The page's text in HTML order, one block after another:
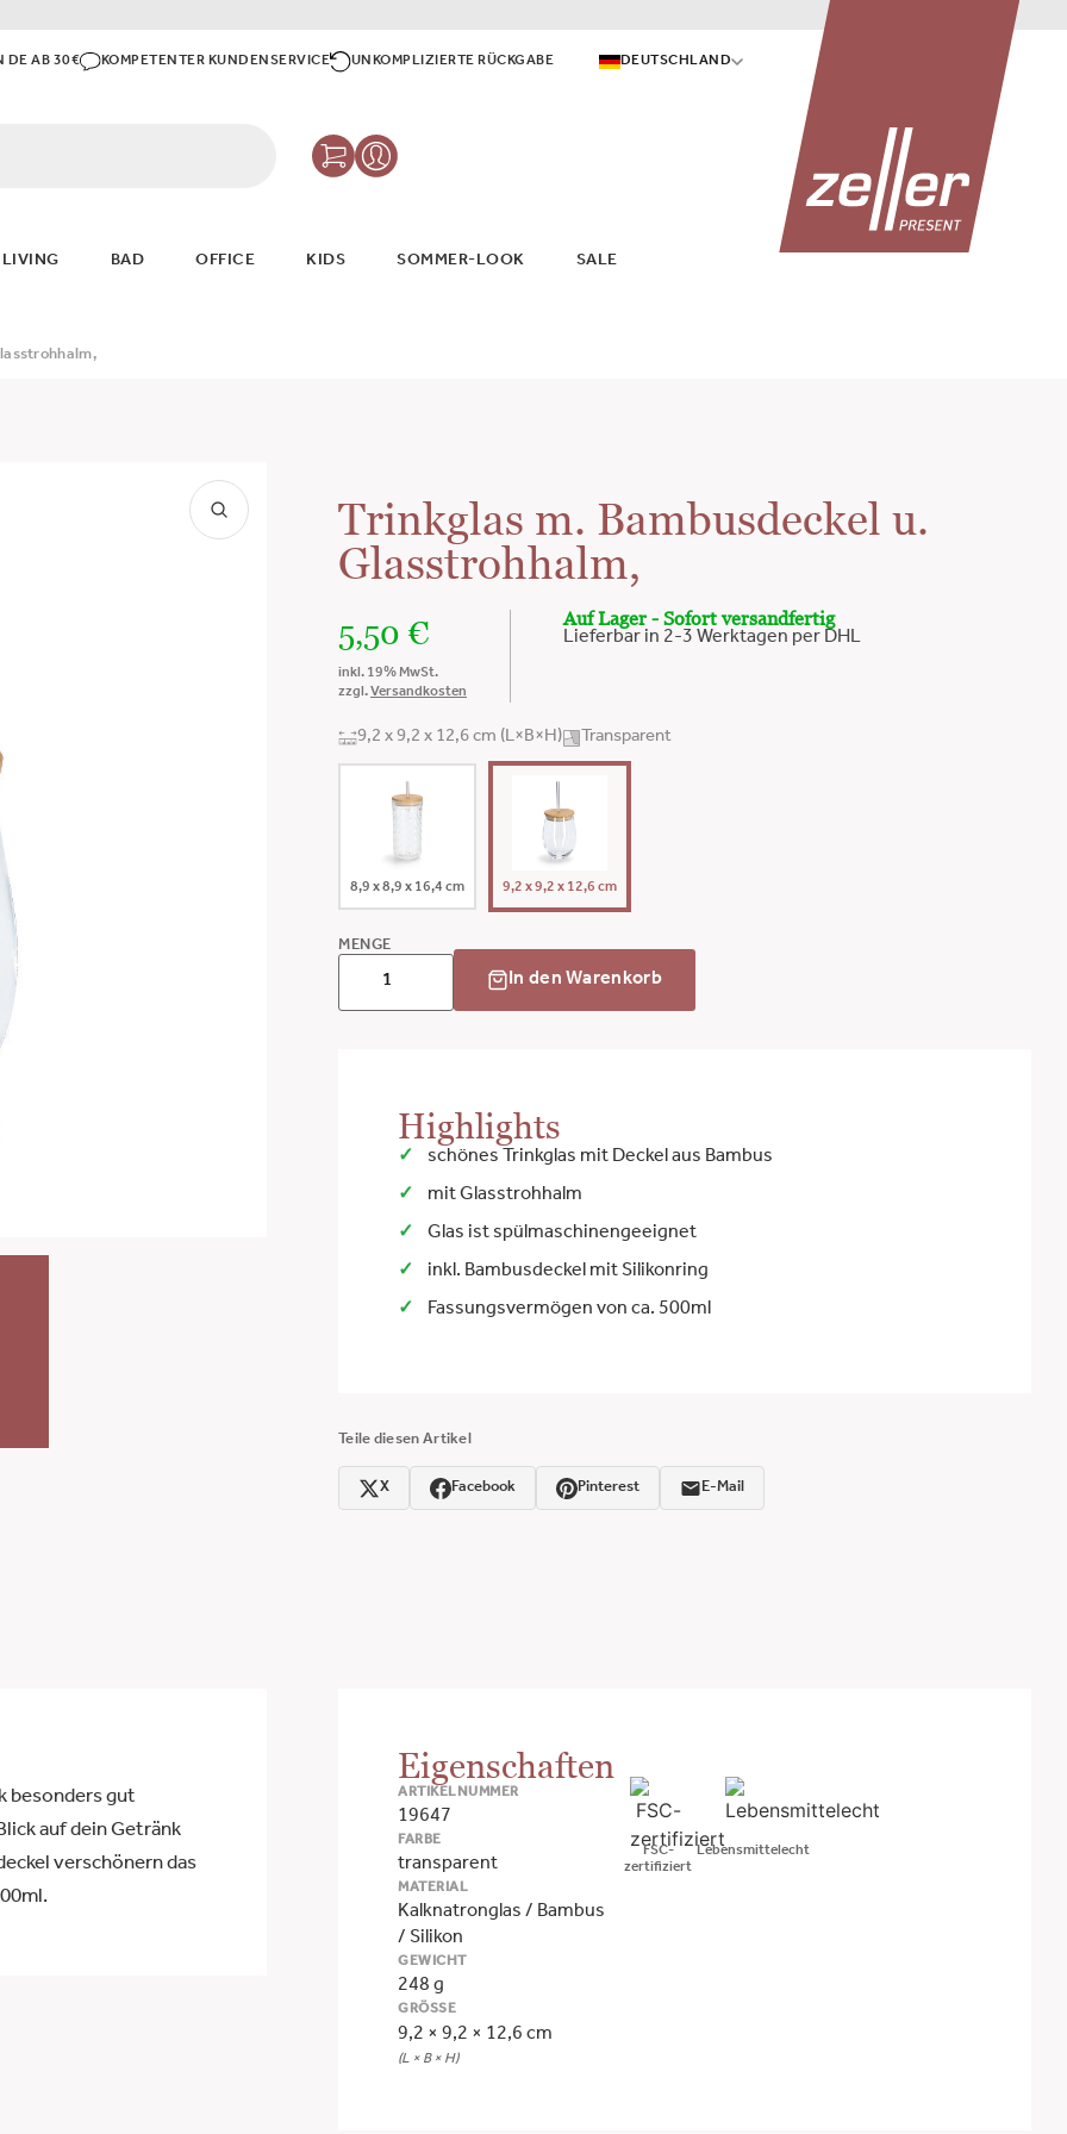
DE AB 30€ KOMPETENTER KUNDENSERVICE UNKOMPLIZIERTE RÜCKGABE DEUTSCHLAND
BAD OFFICE KIDS SOMMER-LOOK SALE
Trinkglas m. Bambusdeckel u.
Glasstrohhalm,
5,50 €
inkl. 19% MwSt.
zzgl. Versandkosten
Auf Lager - Sofort versandfertig
Lieferbar in 2-3 Werktagen per DHL
9,2 x 9,2 x 12,6 cm (L×B×H) Transparent
8,9 x 8,9 x 16,4 cm 9,2 x 9,2 x 12,6 cm
MENGE
In den Warenkorb
Highlights
schönes Trinkglas mit Deckel aus Bambus
mit Glasstrohhalm
Glas ist spülmaschinengeeignet
inkl. Bambusdeckel mit Silikonring
Fassungsvermögen von ca. 500ml
Teile diesen Artikel
X Facebook Pinterest E-Mail
besonders gut
auf dein Getränk
verschönern das
Eigenschaften
ARTIKELNUMMER
19647
FARBE
transparent
MATERIAL
Kalknatronglas / Bambus
/ Silikon
GEWICHT
248 g
GRÖSSE
9,2 × 9,2 × 12,6 cm
(L × B × H)
FSC-
zertifiziert
Lebensmittelecht